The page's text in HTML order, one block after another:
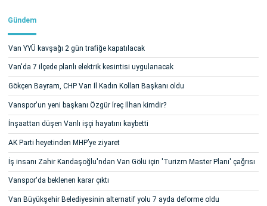
Gündem
Van YYÜ kavşağı 2 gün trafiğe kapatılacak
Van'da 7 ilçede planlı elektrik kesintisi uygulanacak
Gökçen Bayram, CHP Van İl Kadın Kolları Başkanı oldu
Vanspor'un yeni başkanı Özgür İreç İlhan kimdir?
İnşaattan düşen Vanlı işçi hayatını kaybetti
AK Parti heyetinden MHP’ye ziyaret
İş insanı Zahir Kandaşoğlu'ndan Van Gölü için 'Turizm Master Planı' çağrısı
Vanspor'da beklenen karar çıktı
Van Büyükşehir Belediyesinin alternatif yolu 7 ayda deforme oldu